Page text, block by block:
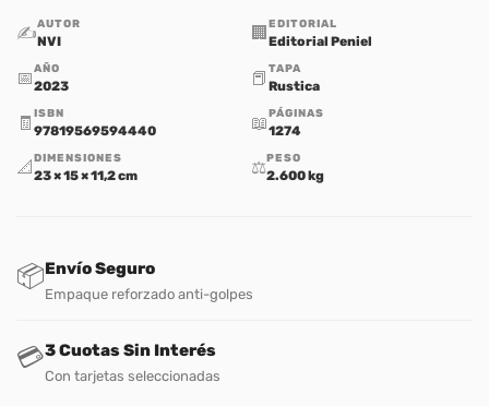
✍️AUTOR
NVI 🏢 EDITORIAL
Editorial Peniel
📅AÑO
2023 📕 TAPA
Rustica
🧾 ISBN
97819569594440 📖PÁGINAS
1274
📐 DIMENSIONES
23 × 15 × 11,2 cm ⚖️PESO
2.600 kg
📦Envío Seguro
Empaque reforzado anti-golpes
💳3 Cuotas Sin Interés
Con tarjetas seleccionadas